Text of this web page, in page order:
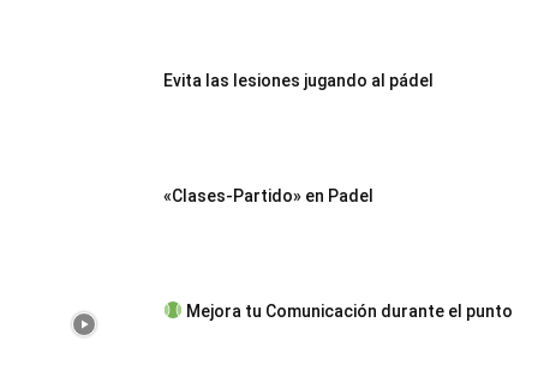
Evita las lesiones jugando al pádel
«Clases-Partido» en Padel
Mejora tu Comunicación durante el punto